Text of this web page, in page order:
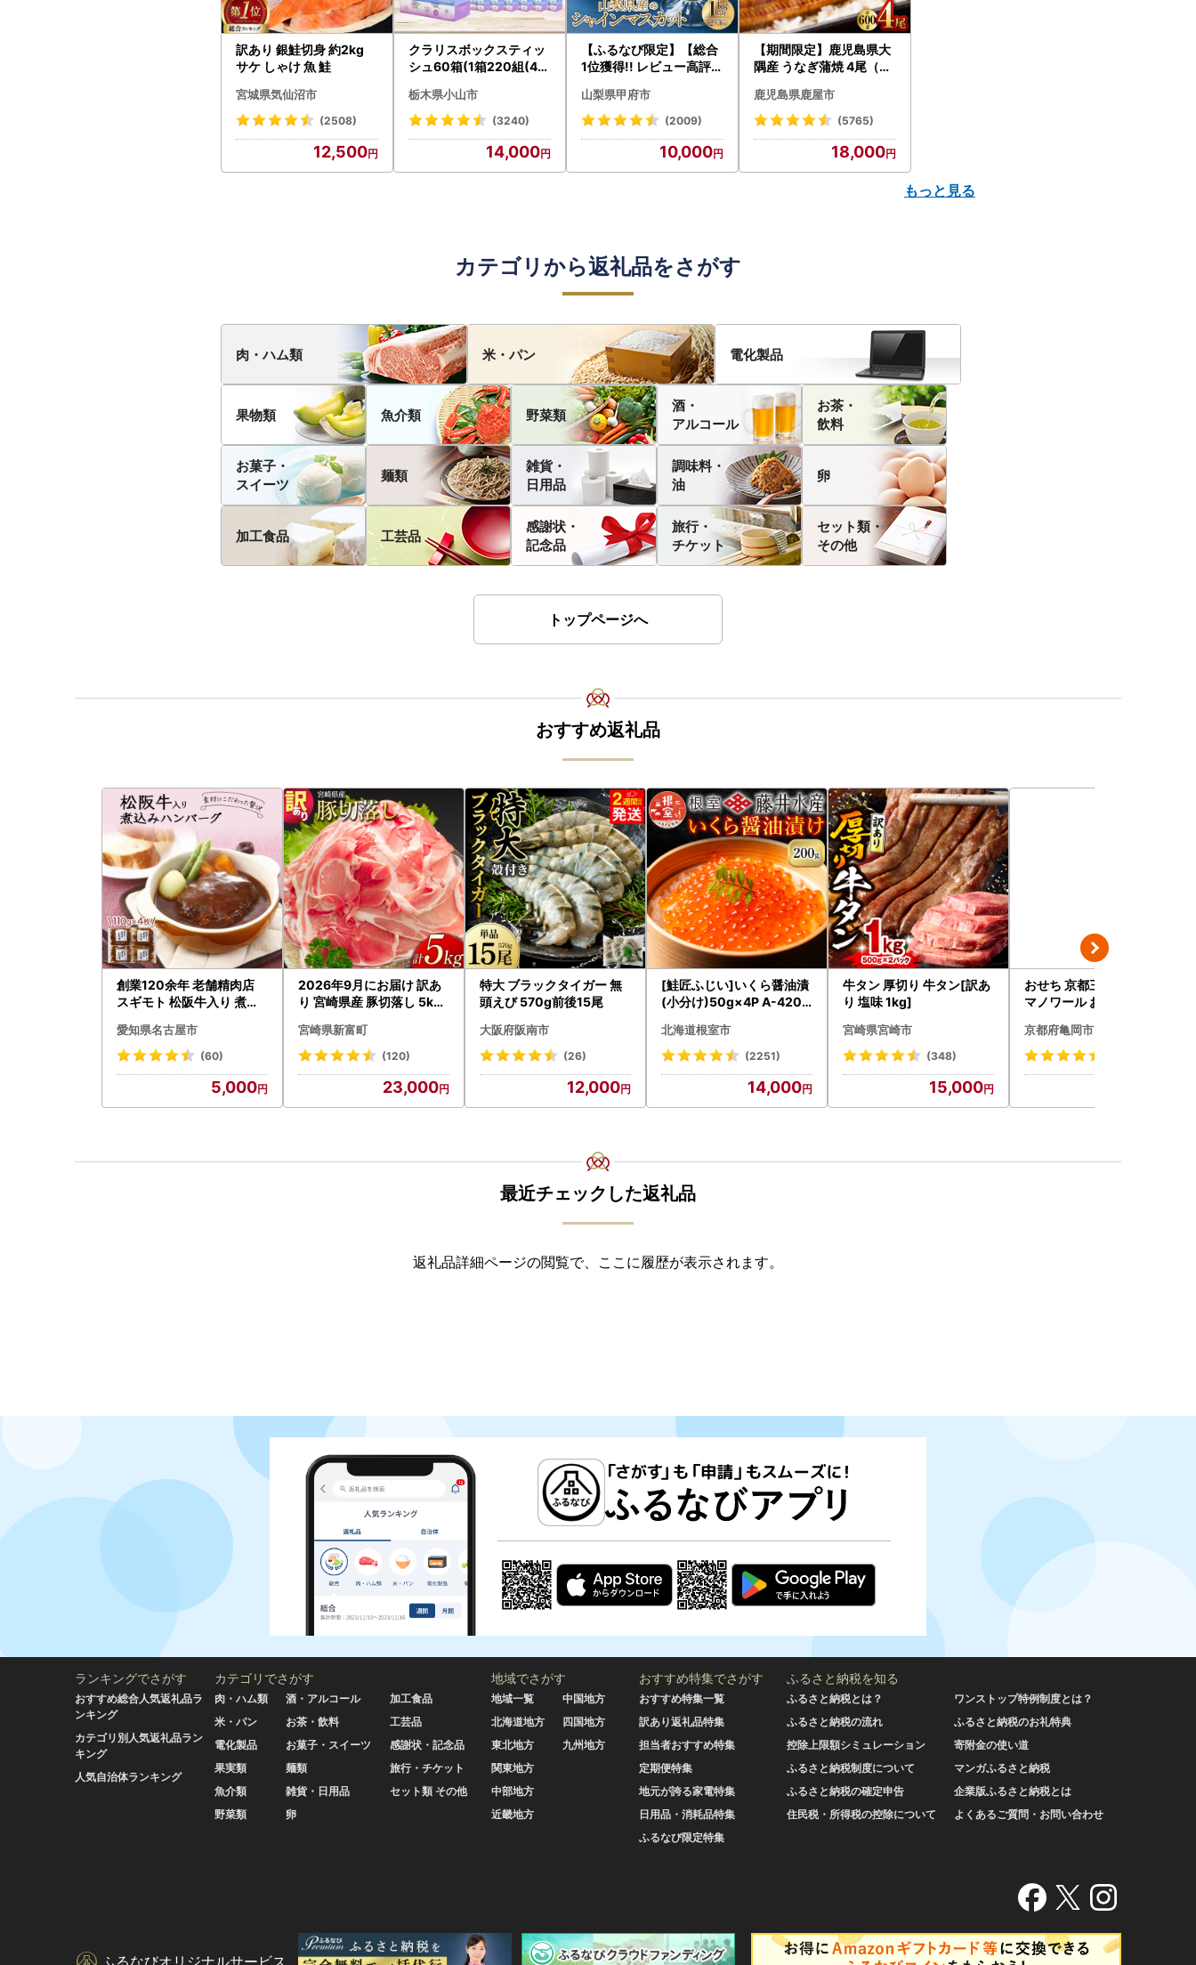
訳あり 銀鮭切身 約2kg
サケ しゃけ 魚 鮭
宮城県気仙沼市
(2508)
12,500
クラリスボックスティッ
シュ60箱(1箱220組(44
ト)【配送不可地域：離島
・沖縄県】【1256759】
栃木県小山市
(3240)
14,000
【ふるなび限定】【総合
1位獲得!! レビュー高評価
〉山梨県産 シャインマス
カット 2～3房（1.0kg以
N-Limited-SP
山梨県甲府市
(2009)
10,000
【期間限定】鹿児島県大
隅産 うなぎ蒲焼 4尾（60
cp18 うなぎ 鰻 魚 惣菜 総
菜
鹿児島県鹿屋市
(5765)
18,000
もっと見る
カテゴリから返礼品をさがす
肉・ハム類 米・パン 電化製品
果物類 魚介類 野菜類
酒・
アルコール
お茶・
飲料
お菓子・
スイーツ
麺類
雑貨・
日用品
調味料・
油
卵
加工食品 工芸品
感謝状・
記念品
旅行・
チケット
セット類・
その他
トップページへ
おすすめ返礼品
創業120余年 老舗精肉店
スギモト 松阪牛入り 煮込
惣菜 お取り寄せ グルメ ハ
ンバーグ 冷凍
愛知県名古屋市
(60)
5,000
2026年9月にお届け 訳あ
り 宮崎県産 豚切落し 5kg
宮崎県新富町
(120)
23,000
特大 ブラックタイガー 無
頭えび 570g前後15尾
大阪府阪南市
(26)
12,000
[鮭匠ふじい]いくら醤油漬
(小分け)50g×4P A-4209
北海道根室市
(2251)
14,000
牛タン 厚切り 牛タン[訳あ
り 塩味 1kg]
宮崎県宮崎市
(348)
15,000
おせち 京都三千院の里＆
マノワール おせち
京都府亀岡市
最近チェックした返礼品
返礼品詳細ページの閲覧で、ここに履歴が表示されます。
ランキングでさがす
おすすめ総合人気返礼品ラ
ンキング
カテゴリ別人気返礼品ラン
キング
人気自治体ランキング
カテゴリでさがす
肉・ハム類
米・パン
電化製品
果実類
魚介類
野菜類
酒・アルコール
お茶・飲料
お菓子・スイーツ
麺類
雑貨・日用品
卵
加工食品
工芸品
感謝状・記念品
旅行・チケット
セット類 その他
地域でさがす
地域一覧
北海道地方
東北地方
関東地方
中部地方
近畿地方
中国地方
四国地方
九州地方
おすすめ特集でさがす
おすすめ特集一覧
訳あり返礼品特集
担当者おすすめ特集
定期便特集
地元が誇る家電特集
日用品・消耗品特集
ふるなび限定特集
ふるさと納税を知る
ふるさと納税とは？
ふるさと納税の流れ
控除上限額シミュレーション
ふるさと納税制度について
ふるさと納税の確定申告
住民税・所得税の控除について
ワンストップ特例制度とは？
ふるさと納税のお礼特典
寄附金の使い道
マンガふるさと納税
企業版ふるさと納税とは
よくあるご質問・お問い合わせ